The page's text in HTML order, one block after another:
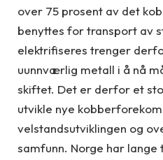
over 75 prosent av det
benyttes for transport av
elektrifiseres trenger
uunnværlig metall i å nå
skiftet. Det er derfor et
utvikle nye
velstandsutviklingen og
samfunn. Norge har